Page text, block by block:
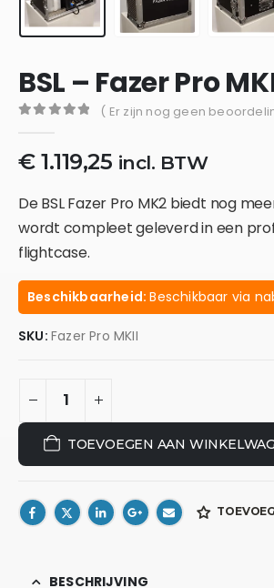
BSL – Fazer Pro
( Er zijn nog geen
€1.119,25 incl. BTW
De BSL Fazer Pro MK2 biedt nog
wordt compleet geleverd in een
flightcase.
Beschikbaarheid:Beschikbaar via
SKU: Fazer Pro MKII
TOEVOEGEN AAN
BESCHRIJVING